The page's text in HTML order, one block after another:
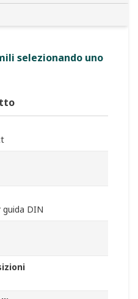
selezionando uno
DIN